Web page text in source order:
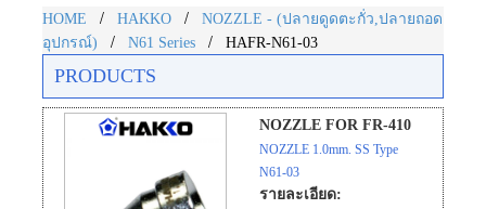
HOME / HAKKO /
NOZZLE - (ปลายดูดตะกั่ว,ปลายถอด
อุปกรณ์)
/ N61 Series / HAFR-N61-03
PRODUCTS
NOZZLE FOR FR-410
NOZZLE 1.0mm. SS Type
N61-03
รายละเอียด: